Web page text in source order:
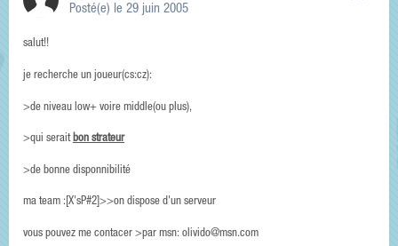
Posté(e) le 29 juin 2005
salut!!
je recherche un joueur(cs:cz):
>de niveau low+ voire middle(ou plus),
>qui seraitbon strateur
>de bonne disponnibilité
ma team :[X'sP#2]>>on dispose d'un serveur
vous pouvez me contacer >par msn: olivido@msn.com